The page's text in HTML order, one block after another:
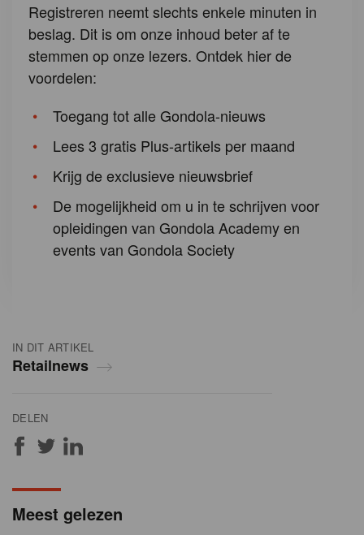
IN DIT ARTIKEL
Retailnews
DELEN
Registreren neemt slechts enkele minuten in
beslag. Dit is om onze inhoud beter af te
stemmen op onze lezers. Ontdek hier de
voordelen:
Toegang tot alle Gondola-nieuws
Lees 3 gratis Plus-artikels per maand
Krijg de exclusieve nieuwsbrief
De mogelijkheid om u in te schrijven voor
opleidingen van Gondola Academy en
events van Gondola Society
Meest gelezen